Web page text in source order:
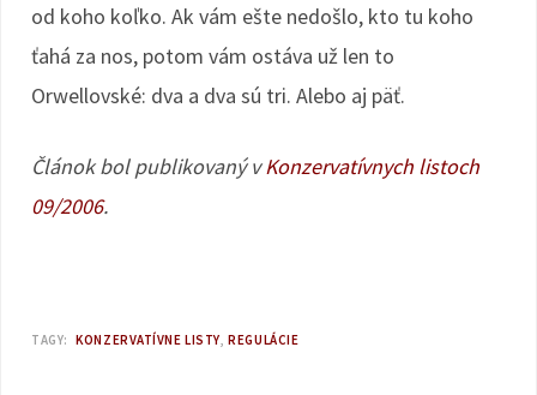
od koho koľko. Ak vám ešte nedošlo, kto tu koho
ťahá za nos, potom vám ostáva už len to
Orwellovské: dva a dva sú tri. Alebo aj päť.
Článok bol publikovaný vKonzervatívnych listoch
09/2006.
TAGY: KONZERVATÍVNE LISTY REGULÁCIE